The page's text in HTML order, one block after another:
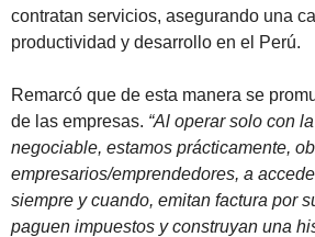
contratan servicios, asegurando una
productividad y desarrollo en el Perú.
Remarcó que de esta manera se
de las empresas. “Al operar solo con
negociable, estamos prácticamente,
empresarios/emprendedores, a
siempre y cuando, emitan factura por
paguen impuestos y construyan una